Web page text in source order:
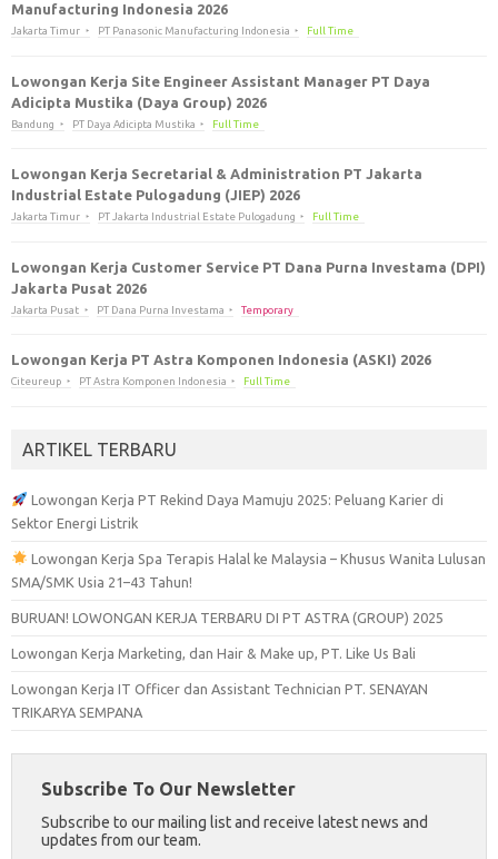
Manufacturing Indonesia 2026
Jakarta Timur PT Panasonic Manufacturing Indonesia Full Time
Lowongan Kerja Site Engineer Assistant Manager PT Daya
Adicipta Mustika (Daya Group) 2026
Bandung PT Daya Adicipta Mustika Full Time
Lowongan Kerja Secretarial & Administration PT Jakarta
Industrial Estate Pulogadung (JIEP) 2026
Jakarta Timur PT Jakarta Industrial Estate Pulogadung Full Time
Lowongan Kerja Customer Service PT Dana Purna Investama (DPI)
Jakarta Pusat 2026
Jakarta Pusat PT Dana Purna Investama Temporary
Lowongan Kerja PT Astra Komponen Indonesia (ASKI) 2026
Citeureup PT Astra Komponen Indonesia Full Time
ARTIKEL TERBARU
Lowongan Kerja PT Rekind Daya Mamuju 2025: Peluang Karier di
Sektor Energi Listrik
Lowongan Kerja Spa Terapis Halal ke Malaysia – Khusus Wanita Lulusan
SMA/SMK Usia 21–43 Tahun!
BURUAN! LOWONGAN KERJA TERBARU DI PT ASTRA (GROUP) 2025
Lowongan Kerja Marketing, dan Hair & Make up, PT. Like Us Bali
Lowongan Kerja IT Officer dan Assistant Technician PT. SENAYAN
TRIKARYA SEMPANA
Subscribe To Our Newsletter
Subscribe to our mailing list and receive latest news and
updates from our team.